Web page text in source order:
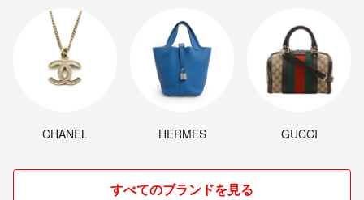
CHANEL HERMES GUCCI
すべてのブランドを見る